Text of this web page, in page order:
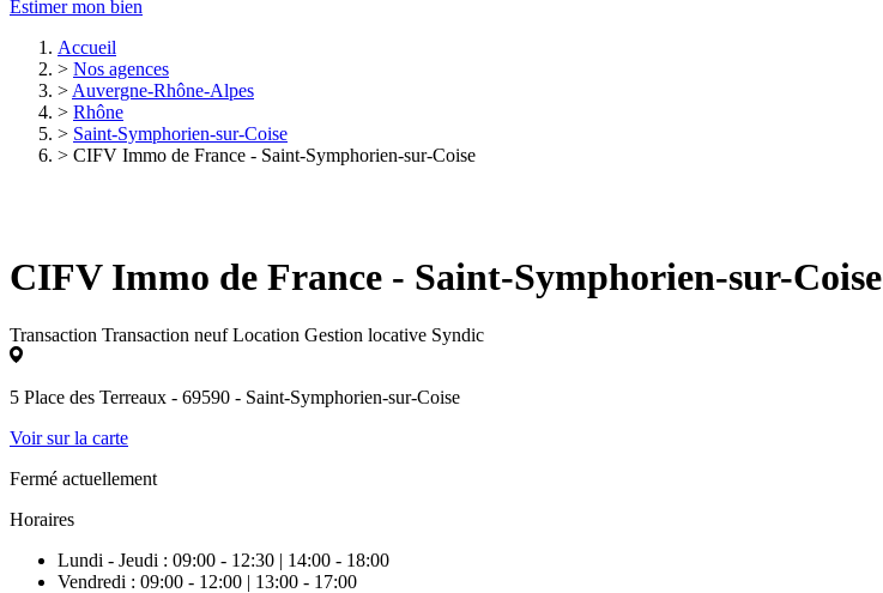
Estimer mon bien
Accueil
> Nos agences
> Auvergne-Rhône-Alpes
> Rhône
> Saint-Symphorien-sur-Coise
> CIFV Immo de France - Saint-Symphorien-sur-Coise
CIFV Immo de France - Saint-Symphorien-sur-Coise
Transaction Transaction neuf Location Gestion locative Syndic
5 Place des Terreaux - 69590 - Saint-Symphorien-sur-Coise
Voir sur la carte
Fermé actuellement
Horaires
Lundi - Jeudi : 09:00 - 12:30 | 14:00 - 18:00
Vendredi : 09:00 - 12:00 | 13:00 - 17:00